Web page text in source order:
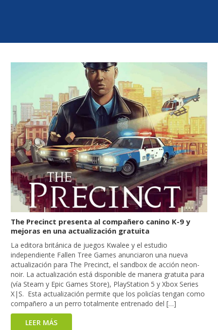
The Precinct presenta al compañero canino K-9 y
mejoras en una actualización gratuita
La editora británica de juegos Kwalee y el estudio
independiente Fallen Tree Games anunciaron una nueva
actualización para The Precinct, el sandbox de acción neon-
noir. La actualización está disponible de manera gratuita para
(vía Steam y Epic Games Store), PlayStation 5 y Xbox Series
X|S. Esta actualización permite que los policías tengan como
compañero a un perro totalmente entrenado del […]
LEER MÁS